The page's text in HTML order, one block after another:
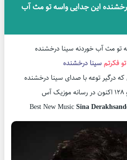
این جدایی واسه تو مث آب
تو مث آب خوردنه سینا درخشنده
فکرتمسینا درخشنده
درگیر توعه با صدای سینا درخشنده
Best New MusicSina